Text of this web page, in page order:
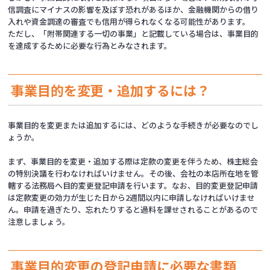
信調査にマイナスの影響を及ぼす恐れがあるほか、金融機関からの借り
入れや資金調達の審査でも信用が得られなくなる可能性があります。
ただし、「附帯関連する一切の事業」と記載している場合は、事業目的
を達成するために必要な行為とみなされます。
事業目的を変更・追加するには？
事業目的を変更または追加するには、どのような手続きが必要なのでし
ょうか。
まず、事業目的を変更・追加する際は定款の変更を伴うため、株主総会
の特別決議を行わなければいけません。その後、会社の本店所在地を管
轄する法務局へ目的変更登記申請を行います。なお、目的変更登記申請
は定款変更の効力が生じた日から2週間以内に申請しなければいけませ
ん。申請を過ぎたり、忘れたりすると過料を課せされることがあるので
注意しましょう。
事業目的変更の登記申請に必要な書類